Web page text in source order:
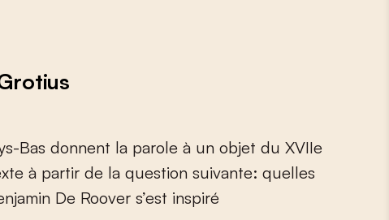
s-Bas donnent la parole à un objet du XVIIe
xte à partir de la question suivante: quelles
njamin De Roover s’est inspiré